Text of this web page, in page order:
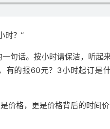
时？”
句话。按小时请保洁，听起
有的报60元？3小时起订是
格，更是价格背后的时间价